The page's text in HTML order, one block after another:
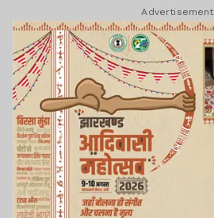
Advertisement